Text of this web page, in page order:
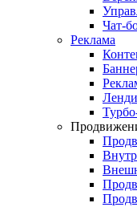
Чат-
Реклама